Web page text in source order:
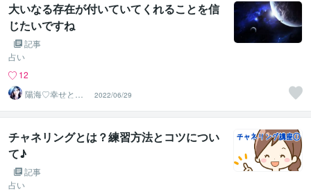
大いなる存在が付いていてくれることを信
じたいですね
記事
占い
12
陽海♡幸せと癒
しと元気をあな
たに
2022/06/29
チャネリングとは？練習方法とコツについ
て♪
記事
占い